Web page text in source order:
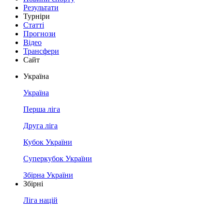
Результати
Турніри
Статті
Прогнози
Відео
Трансфери
Сайт
Україна
Україна
Перша ліга
Друга ліга
Кубок України
Суперкубок України
Збірна України
Збірні
Ліга націй